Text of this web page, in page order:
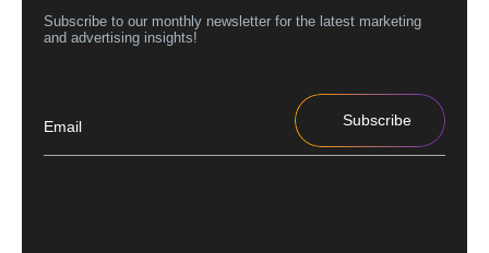
Subscribe to our monthly newsletter for the latest marketing
and advertising insights!
Subscribe